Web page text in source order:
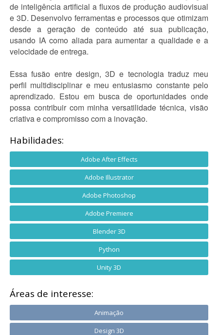
de inteligência artificial a fluxos de produção audiovisual
e 3D. Desenvolvo ferramentas e processos que otimizam
desde a geração de conteúdo até sua publicação,
usando IA como aliada para aumentar a qualidade e a
velocidade de entrega.
Essa fusão entre design, 3D e tecnologia traduz meu
perfil multidisciplinar e meu entusiasmo constante pelo
aprendizado. Estou em busca de oportunidades onde
possa contribuir com minha versatilidade técnica, visão
criativa e compromisso com a inovação.
Habilidades:
Adobe After Effects
Adobe Illustrator
Adobe Photoshop
Adobe Premiere
Blender 3D
Python
Unity 3D
Áreas de interesse:
Animação
Design 3D